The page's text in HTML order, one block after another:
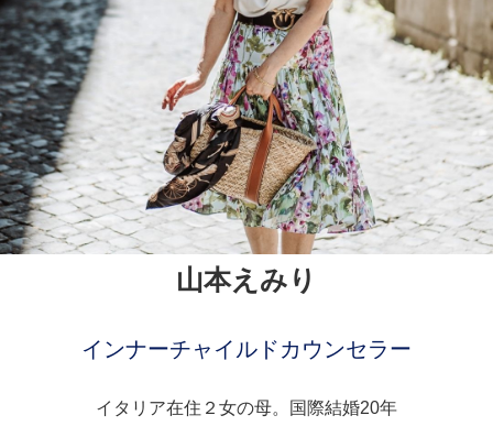
山本えみり
インナーチャイルドカウンセラー
イタリア在住２女の母。国際結婚20年